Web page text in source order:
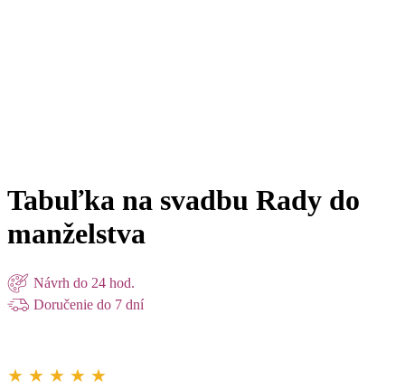
Tabuľka na svadbu Rady do
manželstva
Návrh do 24 hod.
Doručenie do 7 dní
★ ★ ★ ★ ★